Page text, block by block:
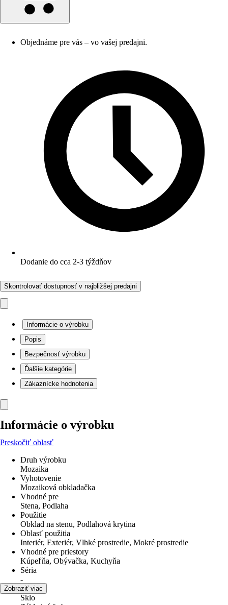
Objednáme pre vás – vo vašej predajni.
Dodanie do cca 2-3 týždňov
Skontrolovať dostupnosť v najbližšej predajni
Informácie o výrobku
Popis
Bezpečnosť výrobku
Ďalšie kategórie
Zákaznícke hodnotenia
Informácie o výrobku
Preskočiť oblasť
Druh výrobku
Mozaika
Vyhotovenie
Mozaiková obkladačka
Vhodné pre
Stena, Podlaha
Použitie
Obklad na stenu, Podlahová krytina
Oblasť použitia
Interiér, Exteriér, Vlhké prostredie, Mokré prostredie
Vhodné pre priestory
Kúpeľňa, Obývačka, Kuchyňa
Séria
-
Materiál
Sklo
Zobraziť viac